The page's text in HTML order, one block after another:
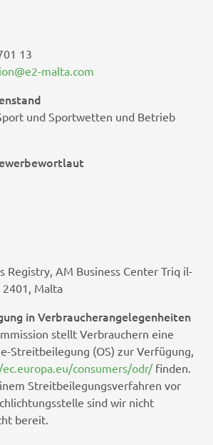
13
malta.com
und Sportwetten und Betrieb
Registry, AM Business Center Triq il-
2401, Malta
in Verbraucherangelegenheiten
stellt Verbrauchern eine
Streitbeilegung (OS) zur Verfügung,
consumers/odr/finden.
Streitbeilegungsverfahren vor
sind wir nicht
bereit.